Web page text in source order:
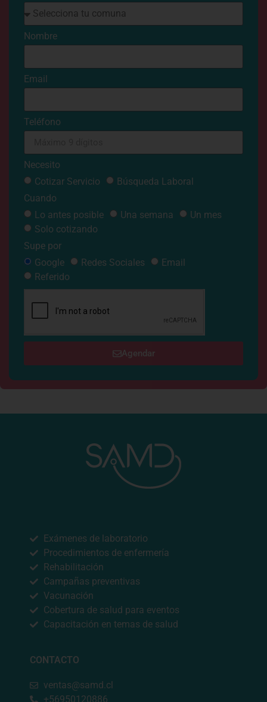
Nombre
Email
Teléfono
Necesito
Cotizar Servicio
Búsqueda Laboral
Cuando
Lo antes posible
Una semana
Un mes
Solo cotizando
Supe por
Google
Redes Sociales
Email
Referido
Agendar
Exámenes de laboratorio
Procedimientos de enfermería
Rehabilitación
Campañas preventivas
Vacunación
Cobertura de salud para eventos
Capacitación en temas de salud
CONTACTO
ventas@samd.cl
+56950120886